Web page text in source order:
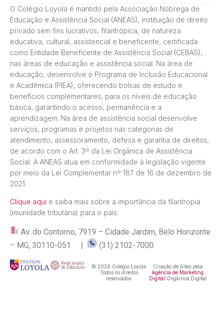
O Colégio Loyola é mantido pela Associação Nóbrega de
Educação e Assistência Social (ANEAS), instituição de direito
privado sem fins lucrativos, filantrópica, de natureza
educativa, cultural, assistencial e beneficente, certificada
como Entidade Beneficente de Assistência Social (CEBAS),
nas áreas de educação e assistência social. Na área de
educação, desenvolve o Programa de Inclusão Educacional
e Acadêmica (PIEA), oferecendo bolsas de estudo e
benefícios complementares, para os níveis de educação
básica, garantindo o acesso, permanência e a
aprendizagem. Na área de assistência social desenvolve
serviços, programas e projetos nas categorias de
atendimento, assessoramento, defesa e garantia de direitos,
de acordo com o Art. 3º da Lei Orgânica de Assistência
Social. A ANEAS atua em conformidade à legislação vigente
por meio da Lei Complementar nº 187 de 16 de dezembro de
2021.
Clique aqui e saiba mais sobre a importância da filantropia
(imunidade tributária) para o país.
Av. do Contorno, 7919 – Cidade Jardim, Belo Horizonte
– MG, 30110-051 |
(31) 2102-7000
© 2026 Colégio Loyola.
Todos os direitos
reservados.
Criação de Sites pela
Agência de Marketing
Digital Orgânica Digital